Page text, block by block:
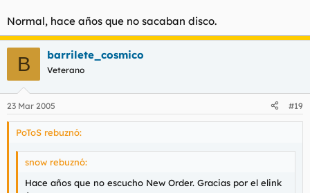
Normal, hace años que no sacaban disco.
B barrilete_cosmico
Veterano
23 Mar 2005 #19
PoToS rebuznó:
snow rebuznó:
Hace años que no escucho New Order. Gracias por el elink